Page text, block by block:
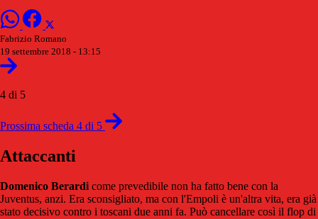
Fabrizio Romano
19 settembre 2018 - 13:15
4 di 5
Prossima scheda 4 di 5
Attaccanti
Domenico Berardi come prevedibile non ha fatto bene con la
Juventus, anzi. Era sconsigliato, ma con l'Empoli è un'altra vita, era già
stato decisivo contro i toscani due anni fa. Può cancellare così il flop di